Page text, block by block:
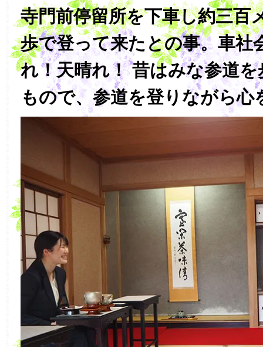
寺門前停留所を下車し約三百
歩で登って来たとの事。車社
れ！天晴れ！ 昔はみな参道
もので、参道を登りながら